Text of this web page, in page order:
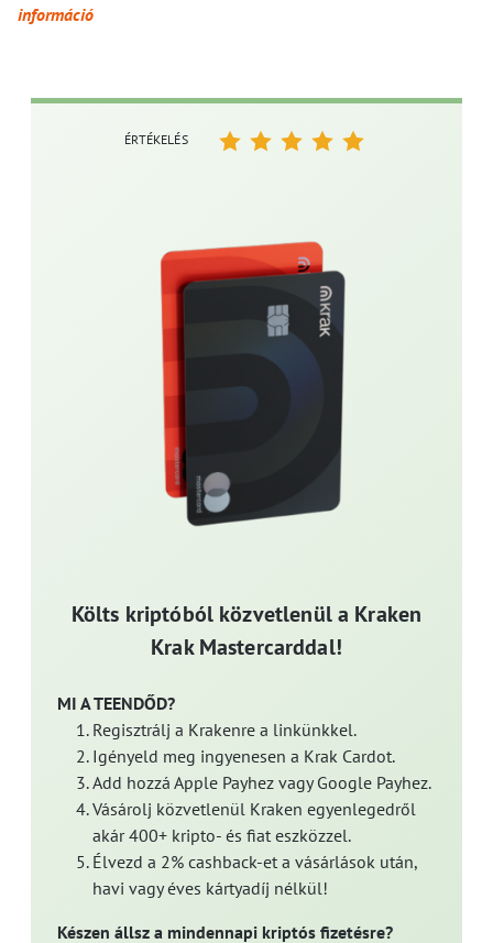
információ
Költs kriptóból közvetlenül a Kraken
Krak Mastercarddal!
MI A TEENDŐD?
Regisztrálj a Krakenre a linkünkkel.
Igényeld meg ingyenesen a Krak Cardot.
Add hozzá Apple Payhez vagy Google Payhez.
Vásárolj közvetlenül Kraken egyenlegedről
akár 400+ kripto- és fiat eszközzel.
Élvezd a 2% cashback-et a vásárlások után,
havi vagy éves kártyadíj nélkül!
Készen állsz a mindennapi kriptós fizetésre?
ÉRTÉKELÉS